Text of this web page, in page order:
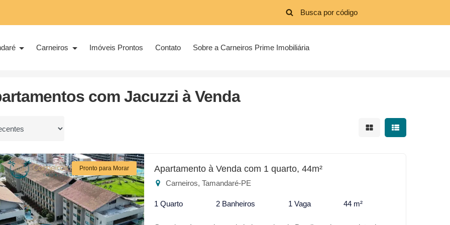
Carneiros Imóveis Prontos Contato Sobre a Carneiros Prime Imobiliária
com Jacuzzi à Venda
Mostrar resultados em
Mostrar
Pronto para Morar Apartamento à Venda com 1 quarto, 44m²
Carneiros, Tamandaré-PE
1 Quarto 2 Banheiros 1 Vaga 44 m²